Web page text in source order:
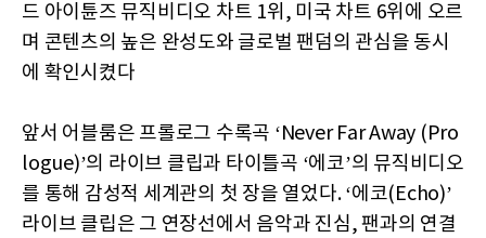
드 아이튠즈 뮤직비디오 차트 1위, 미국 차트 6위에 오르
며 콘텐츠의 높은 완성도와 글로벌 팬덤의 관심을 동시
에 확인시켰다
앞서 어블룸은 프롤로그 수록곡 ‘Never Far Away (Pro
logue)’의 라이브 클립과 타이틀곡 ‘에코’의 뮤직비디오
를 통해 감성적 세계관의 첫 장을 열었다. ‘에코(Echo)’
라이브 클립은 그 연장선에서 음악과 진심, 팬과의 연결